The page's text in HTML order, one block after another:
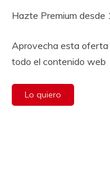
Hazte Premium desde
Aprovecha esta oferta
todo el contenido web
Lo quiero